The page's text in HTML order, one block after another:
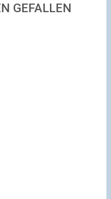
GEFALLEN